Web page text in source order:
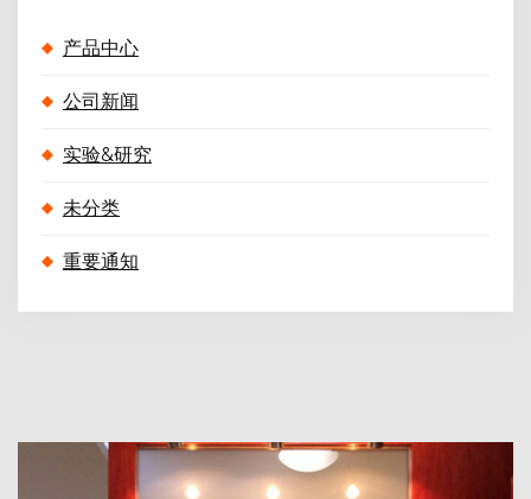
产品中心
公司新闻
实验&研究
未分类
重要通知